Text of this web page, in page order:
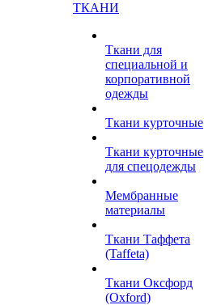
ТКАНИ
Ткани для
специальной и
корпоративной
одежды
Ткани курточные
Ткани курточные
для спецодежды
Мембранные
материалы
Ткани Таффета
(Taffeta)
Ткани Оксфорд
(Oxford)